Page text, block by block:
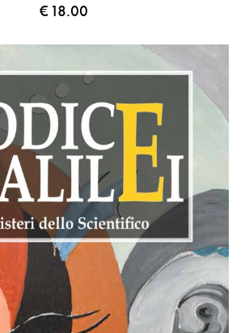
€18.00